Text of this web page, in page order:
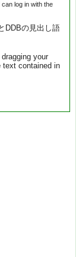
log in with the
DDBの見出し語
your
text contained in